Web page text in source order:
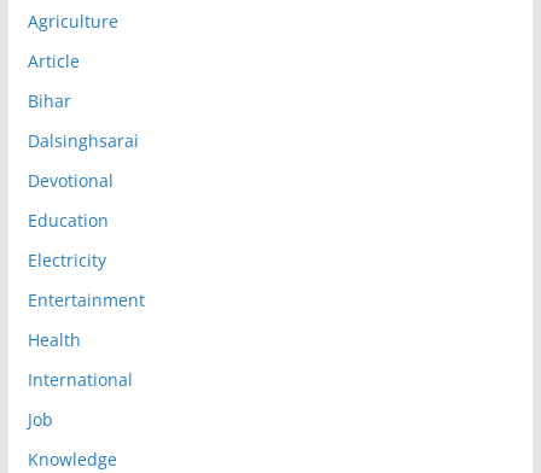
Agriculture
Article
Bihar
Dalsinghsarai
Devotional
Education
Electricity
Entertainment
Health
International
Job
Knowledge